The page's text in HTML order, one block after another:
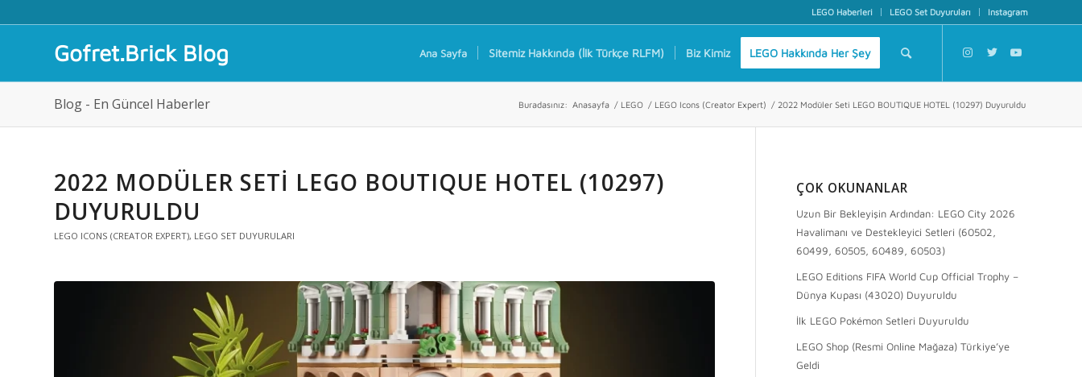
LEGO Haberleri LEGO Set Duyuruları Instagram
Gofret.Brick Blog Ana Sayfa Sitemiz Hakkında (İlk Türkçe RLFM) Biz Kimiz LEGO Hakkında Her Şey
Blog - En Güncel Haberler Buradasınız: Anasayfa / LEGO / LEGO Icons (Creator Expert) / 2022 Modüler Seti LEGO BOUTIQUE HOTEL (10297) Duyuruldu
2022 MODÜLER SETI LEGO BOUTIQUE HOTEL (10297)
DUYURULDU
LEGO ICONS (CREATOR EXPERT), LEGO SET DUYURULARI
ÇOK OKUNANLAR
Uzun Bir Bekleyişin Ardından: LEGO City 2026
Havalimanı ve Destekleyici Setleri (60502,
60499, 60505, 60489, 60503)
LEGO Editions FIFA World Cup Official Trophy –
Dünya Kupası (43020) Duyuruldu
İlk LEGO Pokémon Setleri Duyuruldu
LEGO Shop (Resmi Online Mağaza) Türkiye’ye
Geldi